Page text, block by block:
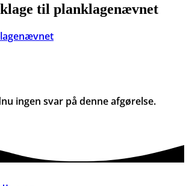
til planklagenævnet
ingen svar på denne afgørelse.